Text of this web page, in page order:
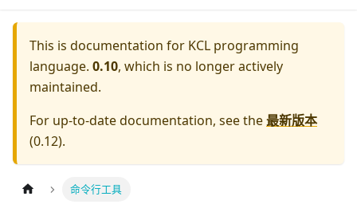
This is documentation for KCL programming
language. 0.10, which is no longer actively
maintained.
For up-to-date documentation, see the最新版本
(0.12).
命令行工具